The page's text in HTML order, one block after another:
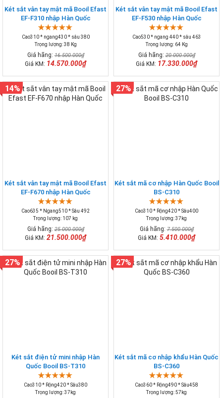
Két sắt vân tay mật mã Booil Efast
EF-F310 nhập Hàn Quốc
Cao310 * ngang430 * sâu 380
Trọng lượng: 38 Kg
Giá hãng:16.500.000₫
Giá KM: 14.570.000₫
Két sắt vân tay mật mã Booil Efast
EF-F530 nhập Hàn Quốc
Cao530 * ngang 440 * sâu 463
Trọng lượng: 64 Kg
Giá hãng:20.000.000₫
Giá KM: 17.330.000₫
Két sắt vân tay mật mã Booil Efast
EF-F670 nhập Hàn Quốc
Cao635 * Ngang510 * Sâu 492
Trọng lượng: 107 kg
Giá hãng:25.000.000₫
Giá KM: 21.500.000₫
14%
Két sắt mã cơ nhập Hàn Quốc Booil
BS-C310
Cao310 * Rộng420 * Sâu400
Trọng lượng: 37kg
Giá hãng:7.500.000₫
Giá KM: 5.410.000₫
27%
Két sắt điện tử mini nhập Hàn
Quốc Booil BS-T310
Cao310 * Rộng420 * Sâu380
Trọng lượng: 37kg
27%
Két sắt mã cơ nhập khẩu Hàn Quốc
BS-C360
Cao360 * Rộng490 * Sâu458
Trọng lượng: 57kg
27%